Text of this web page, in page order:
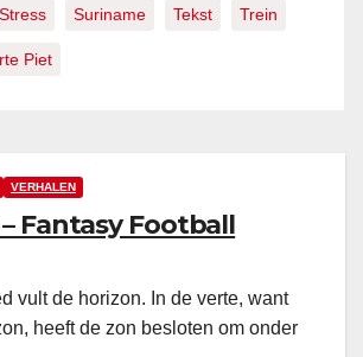
Stress Suriname Tekst Trein
Piet
VERHALEN
Fantasy Football
vult de horizon. In de verte, want
heeft de zon besloten om onder